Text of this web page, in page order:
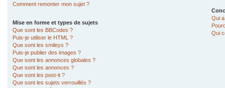
Comment remonter mon sujet ?
Mise en forme et types de sujets
Que sont les BBCodes ?
Puis-je utiliser le HTML ?
Que sont les smileys ?
Puis-je publier des images ?
Que sont les annonces globales ?
Que sont les annonces ?
Que sont les post-it ?
Que sont les sujets verrouillés ?
Qui
Qui